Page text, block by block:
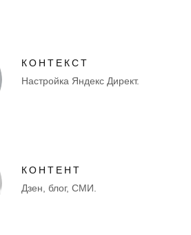
Настройка Яндекс Директ.
Дзен, блог, СМИ.
КОНТЕКСТ
КОНТЕНТ